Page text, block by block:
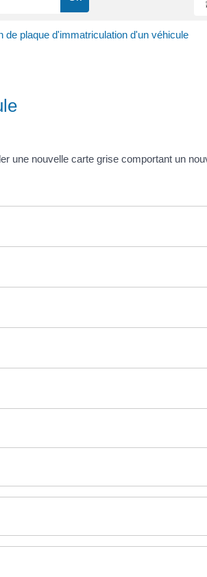
de plaque d'immatriculation d'un véhicule
une nouvelle carte grise comportant un